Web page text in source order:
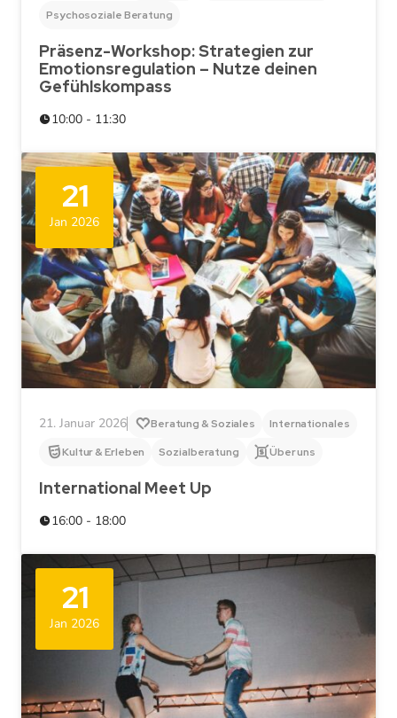
Psychosoziale Beratung
Präsenz-Workshop: Strategien zur
Emotionsregulation – Nutze deinen
Gefühlskompass
10:00 - 11:30
21
Jan 2026
21. Januar 2026 Beratung & Soziales
Internationales
Kultur & Erleben
Sozialberatung Über uns
International Meet Up
16:00 - 18:00
21
Jan 2026